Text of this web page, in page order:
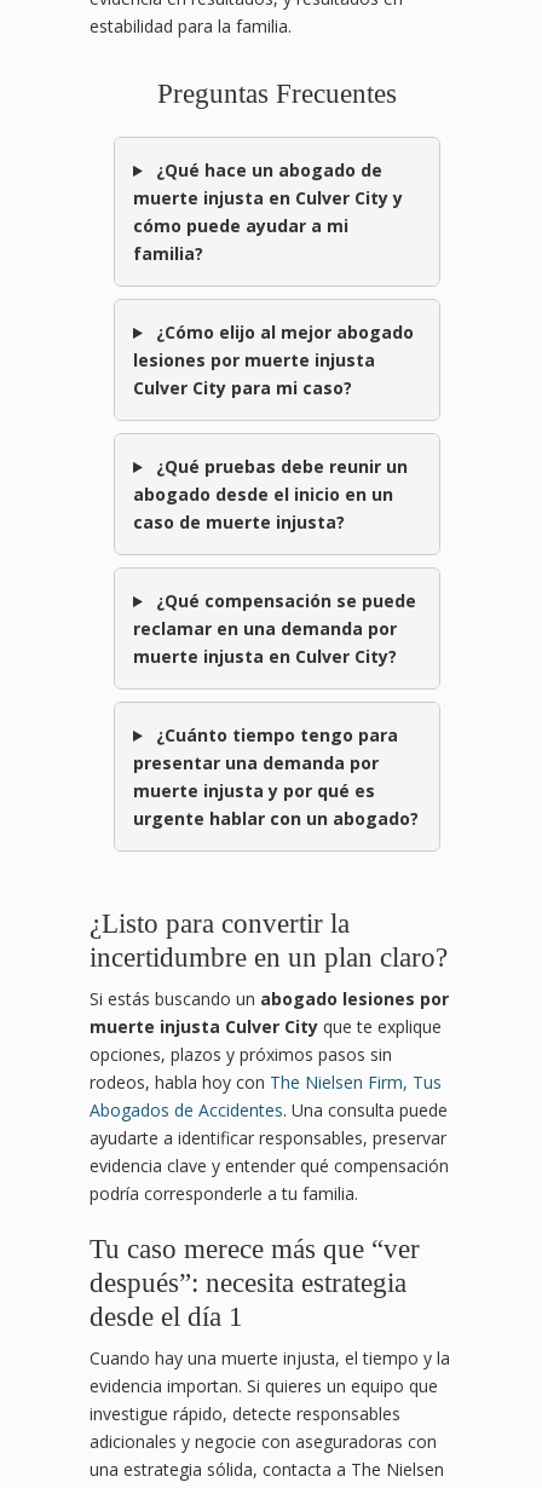
estabilidad para la familia.
Preguntas Frecuentes
¿Qué hace un abogado de
muerte injusta en Culver City y
cómo puede ayudar a mi
familia?
¿Cómo elijo al mejor abogado
lesiones por muerte injusta
Culver City para mi caso?
¿Qué pruebas debe reunir un
abogado desde el inicio en un
caso de muerte injusta?
¿Qué compensación se puede
reclamar en una demanda por
muerte injusta en Culver City?
¿Cuánto tiempo tengo para
presentar una demanda por
muerte injusta y por qué es
urgente hablar con un abogado?
¿Listo para convertir la
incertidumbre en un plan claro?
Si estás buscando un abogado lesiones por
muerte injusta Culver City que te explique
opciones, plazos y próximos pasos sin
rodeos, habla hoy con The Nielsen Firm, Tus
Abogados de Accidentes. Una consulta puede
ayudarte a identificar responsables, preservar
evidencia clave y entender qué compensación
podría corresponderle a tu familia.
Tu caso merece más que “ver
después”: necesita estrategia
desde el día 1
Cuando hay una muerte injusta, el tiempo y la
evidencia importan. Si quieres un equipo que
investigue rápido, detecte responsables
adicionales y negocie con aseguradoras con
una estrategia sólida, contacta a The Nielsen